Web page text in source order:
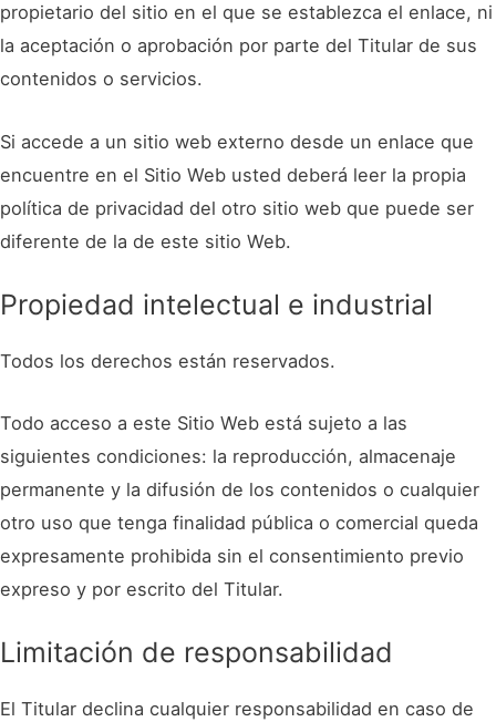
propietario del sitio en el que se establezca el enlace, ni
la aceptación o aprobación por parte del Titular de sus
contenidos o servicios.
Si accede a un sitio web externo desde un enlace que
encuentre en el Sitio Web usted deberá leer la propia
política de privacidad del otro sitio web que puede ser
diferente de la de este sitio Web.
Propiedad intelectual e industrial
Todos los derechos están reservados.
Todo acceso a este Sitio Web está sujeto a las
siguientes condiciones: la reproducción, almacenaje
permanente y la difusión de los contenidos o cualquier
otro uso que tenga finalidad pública o comercial queda
expresamente prohibida sin el consentimiento previo
expreso y por escrito del Titular.
Limitación de responsabilidad
El Titular declina cualquier responsabilidad en caso de